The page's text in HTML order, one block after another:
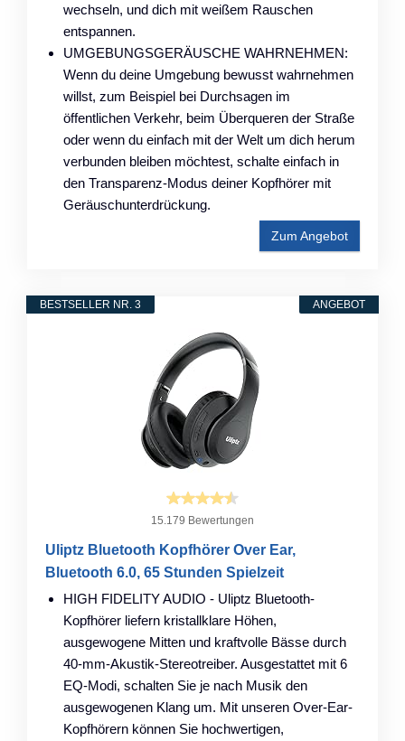
wechseln, und dich mit weißem Rauschen
entspannen.
UMGEBUNGSGERÄUSCHE WAHRNEHMEN:
Wenn du deine Umgebung bewusst wahrnehmen
willst, zum Beispiel bei Durchsagen im
öffentlichen Verkehr, beim Überqueren der Straße
oder wenn du einfach mit der Welt um dich herum
verbunden bleiben möchtest, schalte einfach in
den Transparenz-Modus deiner Kopfhörer mit
Geräuschunterdrückung.
Zum Angebot
ANGEBOT
BESTSELLER NR. 3
15.179 Bewertungen
Uliptz Bluetooth Kopfhörer Over Ear,
Bluetooth 6.0, 65 Stunden Spielzeit
HIGH FIDELITY AUDIO - Uliptz Bluetooth-
Kopfhörer liefern kristallklare Höhen,
ausgewogene Mitten und kraftvolle Bässe durch
40-mm-Akustik-Stereotreiber. Ausgestattet mit 6
EQ-Modi, schalten Sie je nach Musik den
ausgewogenen Klang um. Mit unseren Over-Ear-
Kopfhörern können Sie hochwertigen,